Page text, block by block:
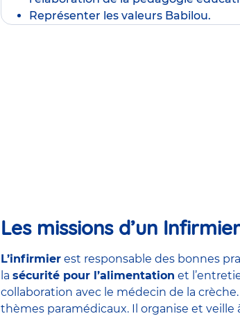
Représenter les valeurs Babilou.
Les missions d’un
L’infirmier est responsable des bonnes
la sécurité pour l’alimentation et
collaboration avec le médecin de la
thèmes paramédicaux. Il organise et veille